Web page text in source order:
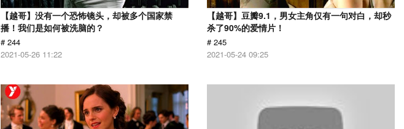
【越哥】没有一个恐怖镜头，却被多个国家禁
播！我们是如何被洗脑的？
# 244
2021-05-26 11:22
【越哥】豆瓣9.1，男女主角仅有一句对白，却秒
杀了90%的爱情片！
# 245
2021-05-24 09:25